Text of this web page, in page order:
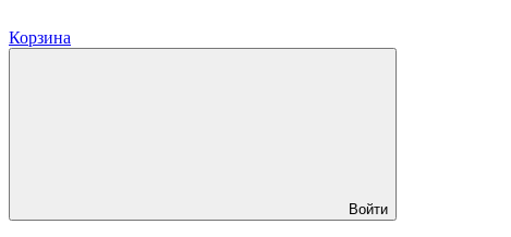
Корзина
Войти